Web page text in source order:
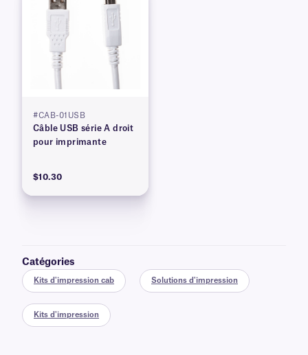
#CAB-01USB
Câble USB série A droit
pour imprimante
$10.30
Catégories
Kits d'impression cab Solutions d'impression
Kits d'impression